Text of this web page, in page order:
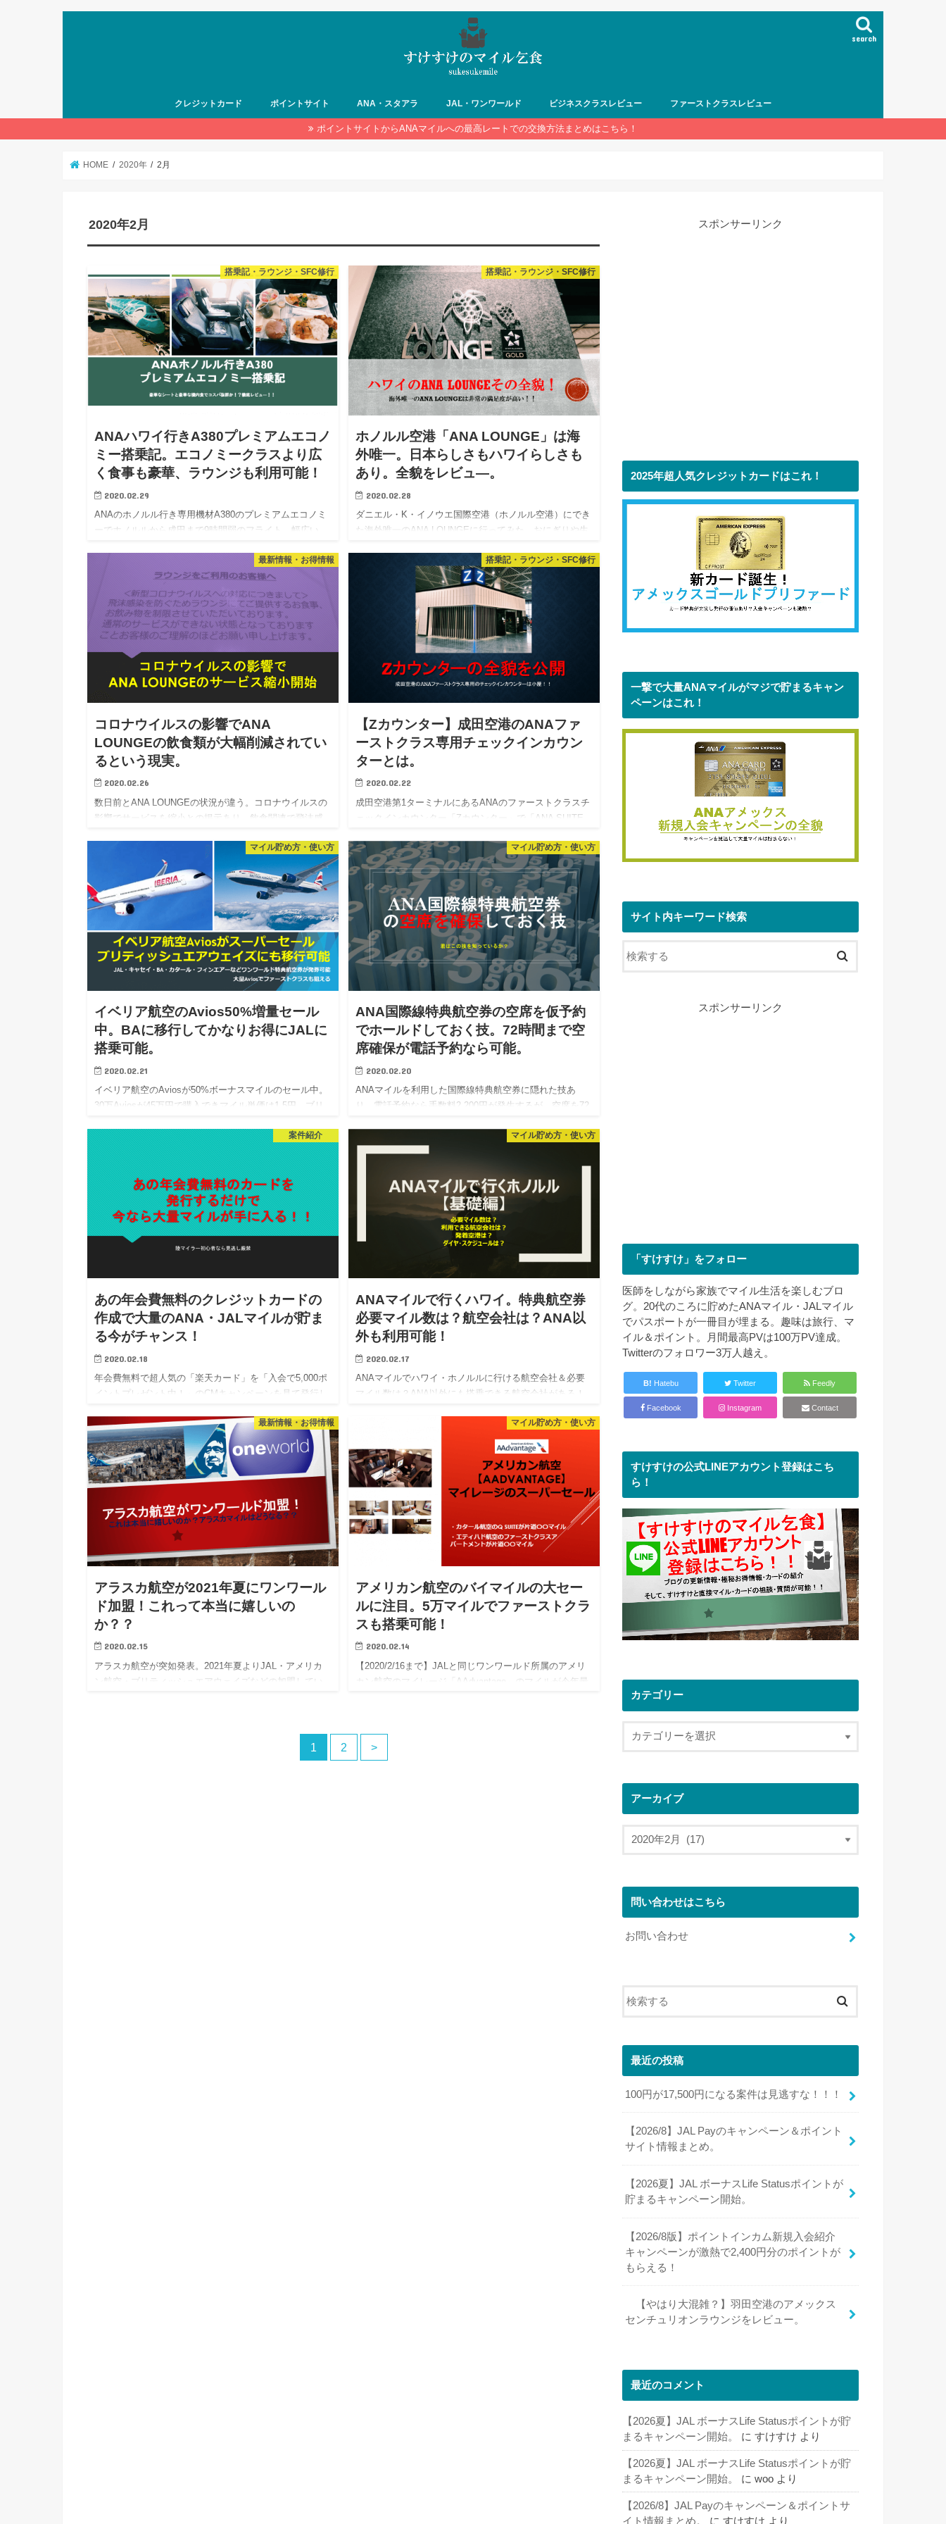
search
クレジットカード ポイントサイト ANA・スタアラ JAL・ワンワールド ビジネスクラスレビュー ファーストクラスレビュー
ポイントサイトからANAマイルへの最高レートでの交換方法まとめはこちら！
HOME 2020年 2月
2020年2月
搭乗記・ラウンジ・SFC修行
ANAハワイ行きA380プレミアムエコノ
ミー搭乗記。エコノミークラスより広
く食事も豪華、ラウンジも利用可能！
2020.02.29
ANAのホノルル行き専用機材A380のプレミアムエコノミ
ーでホノルルから成田まで9時間弱のフライト。幅広い
たので詳しくレビュ―。 ANAが成田＝ホノルルで利用し
搭乗記・ラウンジ・SFC修行
ホノルル空港「ANA LOUNGE」は海
外唯一。日本らしさもハワイらしさも
あり。全貌をレビュ―。
2020.02.28
ダニエル・K・イノウエ国際空港（ホノルル空港）にでき
た海外唯一のANA LOUNGEに行ってみた。おにぎりや生
A380も目の前にあり、かなりいいラウンジだった。 ホノ
最新情報・お得情報
コロナウイルスの影響でANA
LOUNGEの飲食類が大幅削減されてい
るという現実。
2020.02.26
数日前とANA LOUNGEの状況が違う。コロナウイルスの
影響でサービスを縮小との掲示あり。飲食関連で飛沫感
者の方々やTwitter界隈の旅行好きの方々は、旅行そのも
搭乗記・ラウンジ・SFC修行
【Zカウンター】成田空港のANAファ
ーストクラス専用チェックインカウン
ターとは。
2020.02.22
成田空港第1ターミナルにあるANAのファーストクラスチ
ェックインカウンター「Zカウンター」で「ANA SUITE
所。 ファーストクラスの旅はチェックインの瞬間か…
マイル貯め方・使い方
イベリア航空のAvios50%増量セール
中。BAに移行してかなりお得にJALに
搭乗可能。
2020.02.21
イベリア航空のAviosが50%ボーナスマイルのセール中。
30万Aviosが45万円で購入できマイル単価は1.5円。ブリ
フィックにも搭乗できる。 大量のマイルを購入し…
マイル貯め方・使い方
ANA国際線特典航空券の空席を仮予約
でホールドしておく技。72時間まで空
席確保が電話予約なら可能。
2020.02.20
ANAマイルを利用した国際線特典航空券に隠れた技あ
り。電話予約なら手数料2,200円が発生するが、空席を72
常の有償航空券と異なり、座席配分（特典航空券の枠）
が少ないの…
案件紹介
あの年会費無料のクレジットカードの
作成で大量のANA・JALマイルが貯ま
る今がチャンス！
2020.02.18
年会費無料で超人気の「楽天カード」を「入会で5,000ポ
イントプレゼント中！」のCMキャンペーンを見て発行し
18,000円相当以上もらえるという話。 発行部数も伸びま
くりの…
マイル貯め方・使い方
ANAマイルで行くハワイ。特典航空券
必要マイル数は？航空会社は？ANA以
外も利用可能！
2020.02.17
ANAマイルでハワイ・ホノルルに行ける航空会社＆必要
マイル数は？ANA以外にも搭乗できる航空会社がある！
ルは貯まっていますかね？ ビジネスクラスに搭乗してみ
最新情報・お得情報
アラスカ航空が2021年夏にワンワール
ド加盟！これって本当に嬉しいの
か？？
2020.02.15
アラスカ航空が突如発表。2021年夏よりJAL・アメリカ
ン航空・ブリティッシュエアウェイズなどの加盟してい
マイル貯め方・使い方
アメリカン航空のバイマイルの大セー
ルに注目。5万マイルでファーストクラ
スも搭乗可能！
2020.02.14
【2020/2/16まで】JALと同じワンワールド所属のアメリ
カン航空のマイレージ「AAdvantage」のマイルが今年最
1 2 >
スポンサーリンク
2025年超人気クレジットカードはこれ！
一撃で大量ANAマイルがマジで貯まるキャン
ペーンはこれ！
サイト内キーワード検索
スポンサーリンク
「すけすけ」をフォロー
医師をしながら家族でマイル生活を楽しむブロ
グ。20代のころに貯めたANAマイル・JALマイル
でパスポートが一冊目が埋まる。趣味は旅行、マ
イル＆ポイント。月間最高PVは100万PV達成。
Twitterのフォロワー3万人越え。
B! Hatebu Twitter Feedly
Facebook Instagram Contact
すけすけの公式LINEアカウント登録はこち
ら！
カテゴリー
アーカイブ
問い合わせはこちら
お問い合わせ
最近の投稿
100円が17,500円になる案件は見逃すな！！！
【2026/8】JAL Payのキャンペーン＆ポイント
サイト情報まとめ。
【2026夏】JAL ボーナスLife Statusポイントが
貯まるキャンペーン開始。
【2026/8版】ポイントインカム新規入会紹介
キャンペーンが激熱で2,400円分のポイントが
もらえる！
【やはり大混雑？】羽田空港のアメックス
センチュリオンラウンジをレビュー。
最近のコメント
【2026夏】JAL ボーナスLife Statusポイントが貯
まるキャンペーン開始。
に すけすけ より
【2026夏】JAL ボーナスLife Statusポイントが貯
まるキャンペーン開始。
に woo より
【2026/8】JAL Payのキャンペーン＆ポイントサ
イト情報まとめ。
に すけすけ より